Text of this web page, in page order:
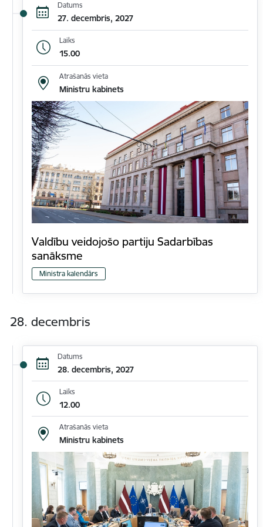
Datums
27. decembris, 2027
Laiks
15.00
Atrašanās vieta
Ministru kabinets
Valdību veidojošo partiju Sadarbības
sanāksme
Ministra kalendārs
28. decembris
Datums
28. decembris, 2027
Laiks
12.00
Atrašanās vieta
Ministru kabinets